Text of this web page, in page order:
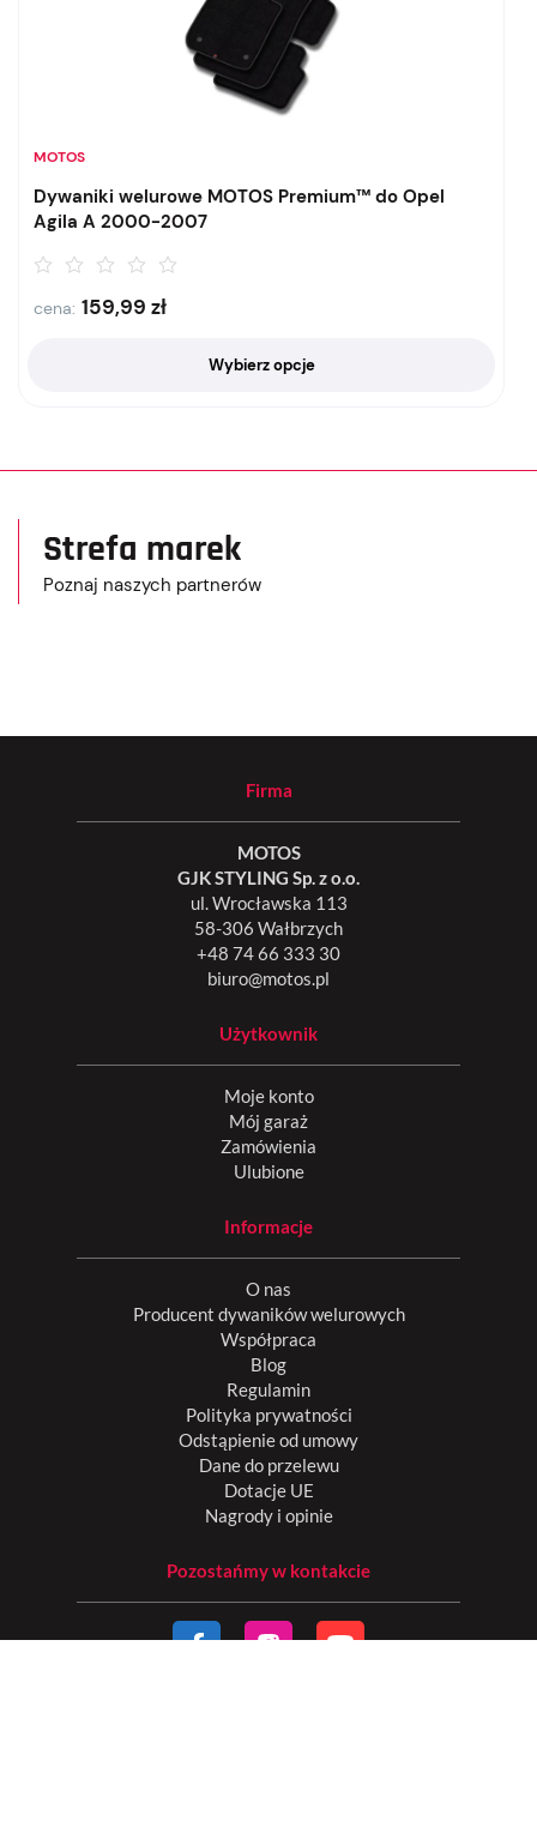
MOTOS
Dywaniki welurowe MOTOS Premium™ do Opel
Agila A 2000-2007
cena: 159,99 zł
Wybierz opcje
Strefa marek
Poznaj naszych partnerów
Firma
MOTOS
GJK STYLING Sp. z o.o.
ul. Wrocławska 113
58-306 Wałbrzych
+48 74 66 333 30
biuro@motos.pl
Użytkownik
Moje konto
Mój garaż
Zamówienia
Ulubione
Informacje
O nas
Producent dywaników welurowych
Współpraca
Blog
Regulamin
Polityka prywatności
Odstąpienie od umowy
Dane do przelewu
Dotacje UE
Nagrody i opinie
Pozostańmy w kontakcie